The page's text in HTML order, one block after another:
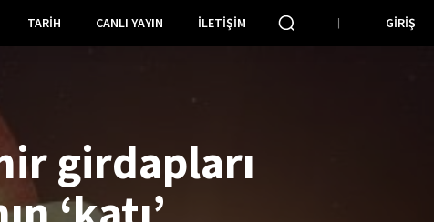
TARIH CANLI YAYIN İLETIŞIM GIRIŞ
girdapları